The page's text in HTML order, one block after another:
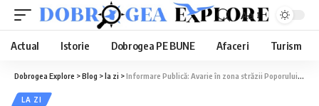
Aa
Actual Istorie Dobrogea PE BUNE Afaceri Turism
Dobrogea Explore >Blog >la zi >Informare Publică: Avarie în zona străzii Poporului din municipiul Constanța!
LA ZI